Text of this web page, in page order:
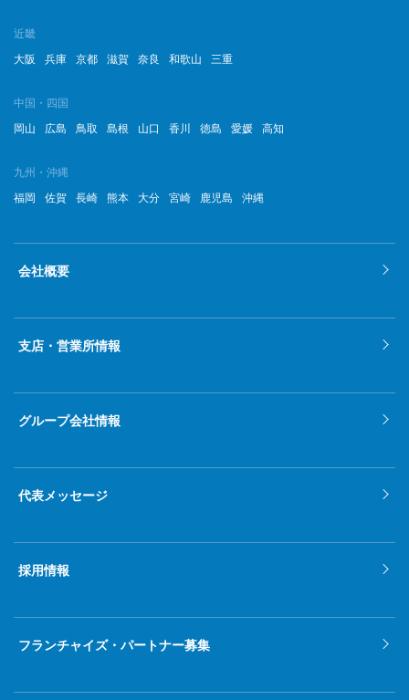
近畿
大阪
兵庫 京都 滋賀 奈良 和歌山 三重
中国・四国
岡山
広島 鳥取 島根 山口 香川 徳島 愛媛 高知
九州・沖縄
福岡
佐賀 長崎 熊本 大分 宮崎 鹿児島 沖縄
会社概要
支店・営業所情報
グループ会社情報
代表メッセージ
採用情報
フランチャイズ・パートナー募集